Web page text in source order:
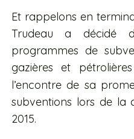
Et rappelons en
Trudeau a décidé
programmes de
gazières et pétrolières
l’encontre de sa
subventions lors de la
2015.